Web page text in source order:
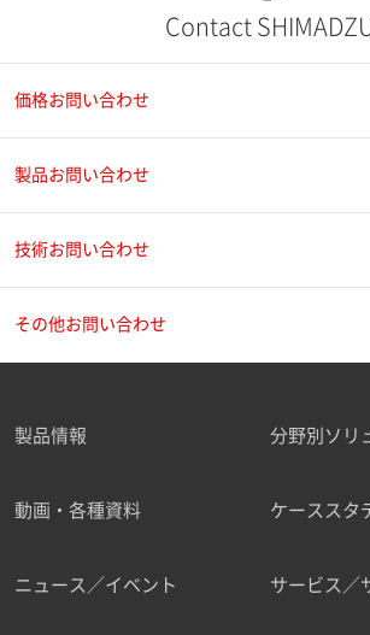
ご勤務先
職種
Contact
価格お問い合わせ
製品お問い合わせ
技術お問い合わせ
その他お問い合わせ
製品情報 分野別ソリ
動画・各種資料 ケーススタ
ニュース／イベント サービス／